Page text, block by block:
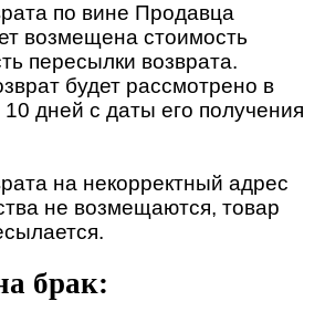
по вине Продавца
возмещена стоимость
пересылки возврата.
будет рассмотрено в
дней с даты его получения
на некорректный адрес
не возмещаются, товар
брак: